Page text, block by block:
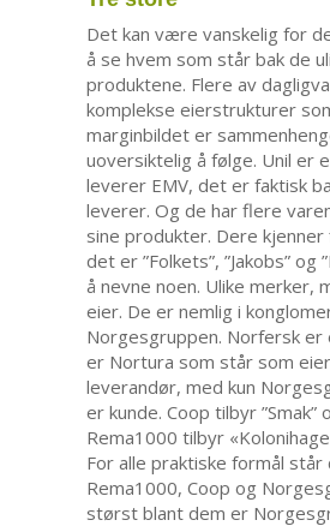
Det kan være vanskelig for
å se hvem som står bak de
produktene. Flere av
komplekse eierstrukturer
marginbildet er
uoversiktelig å følge. Unil er
leverer EMV, det er faktisk
leverer. Og de har flere
sine produkter. Dere
det er ”Folkets”, ”Jakobs” og
å nevne noen. Ulike merker,
eier. De er nemlig i
Norgesgruppen. Norfersk er
er Nortura som står som
leverandør, med kun
er kunde. Coop tilbyr ”Smak”
Rema1000 tilbyr
For alle praktiske formål
Rema1000, Coop og
størst blant dem er